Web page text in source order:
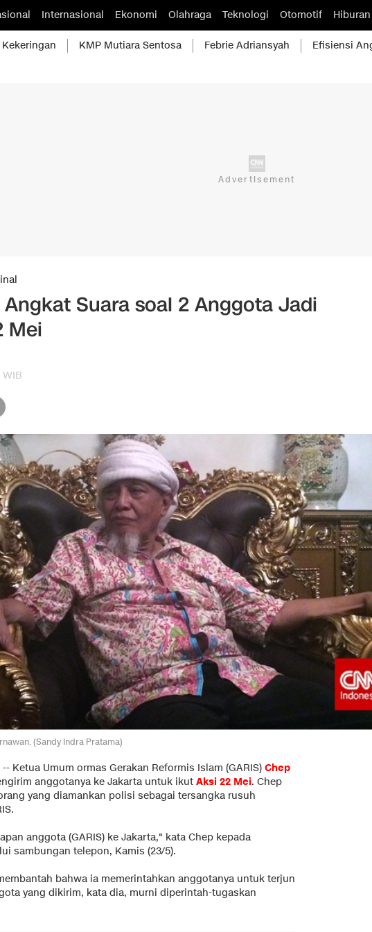
Internasional Ekonomi Olahraga Teknologi Otomotif Hiburan
Kekeringan KMP Mutiara Sentosa Febrie Adriansyah Efisiensi
Angkat Suara soal 2 Anggota Jadi
Mei
WIB
(Sandy Indra Pratama)
-- Ketua Umum ormas Gerakan Reformis Islam (GARIS) Chep
anggotanya ke Jakarta untuk ikut Aksi 22 Mei. Chep
yang diamankan polisi sebagai tersangka rusuh
anggota (GARIS) ke Jakarta," kata Chep kepada
sambungan telepon, Kamis (23/5).
bahwa ia memerintahkan anggotanya untuk terjun
yang dikirim, kata dia, murni diperintah-tugaskan